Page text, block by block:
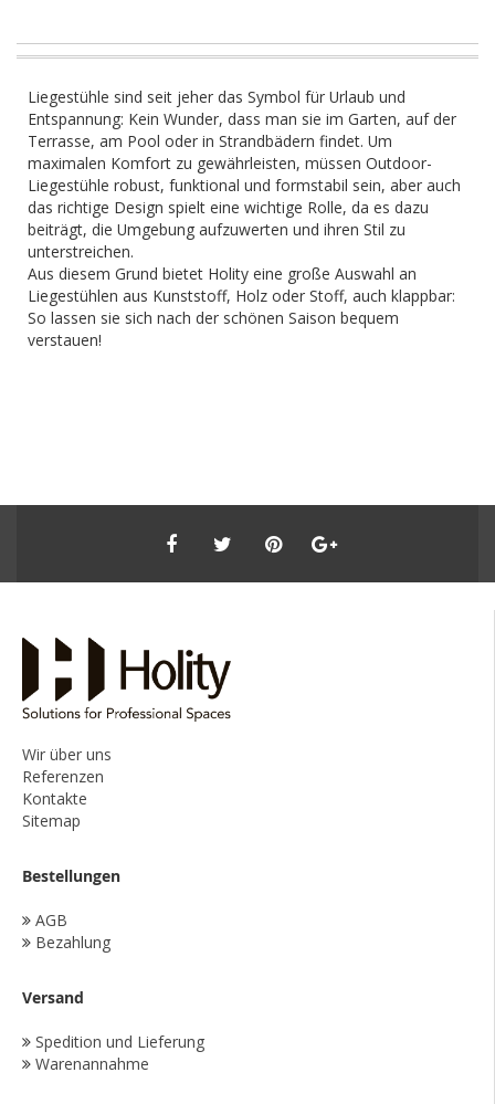
Liegestühle sind seit jeher das Symbol für Urlaub und
Entspannung: Kein Wunder, dass man sie im Garten, auf der
Terrasse, am Pool oder in Strandbädern findet. Um
maximalen Komfort zu gewährleisten, müssen Outdoor-
Liegestühle robust, funktional und formstabil sein, aber auch
das richtige Design spielt eine wichtige Rolle, da es dazu
beiträgt, die Umgebung aufzuwerten und ihren Stil zu
unterstreichen.
Aus diesem Grund bietet Holity eine große Auswahl an
Liegestühlen aus Kunststoff, Holz oder Stoff, auch klappbar:
So lassen sie sich nach der schönen Saison bequem
verstauen!
Wir über uns
Referenzen
Kontakte
Sitemap
Bestellungen
AGB
Bezahlung
Versand
Spedition und Lieferung
Warenannahme